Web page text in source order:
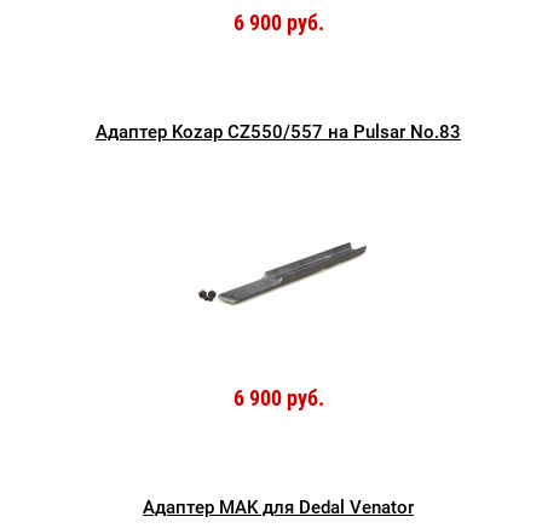
6 900 руб.
Адаптер Kozap CZ550/557 на Pulsar No.83
6 900 руб.
Адаптер MAK для Dedal Venator